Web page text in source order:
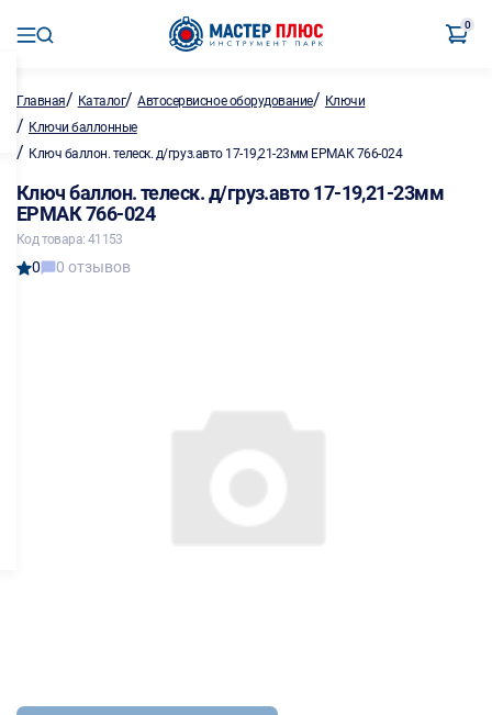
0
Главная/ Каталог/Автосервисное оборудование/ Ключи
/ Ключи баллонные
/ Ключ баллон. телеск. д/груз.авто 17-19,21-23мм ЕРМАК 766-024
Ключ баллон. телеск. д/груз.авто 17-19,21-23мм
ЕРМАК 766-024
Код товара: 41153
0 0 отзывов